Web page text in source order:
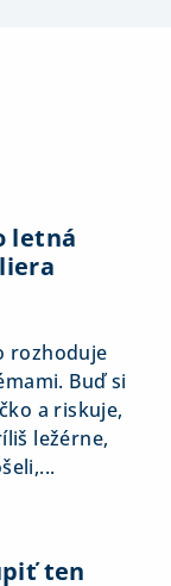
letná
rozhoduje
Buď si
a riskuje,
ležérne,
ten